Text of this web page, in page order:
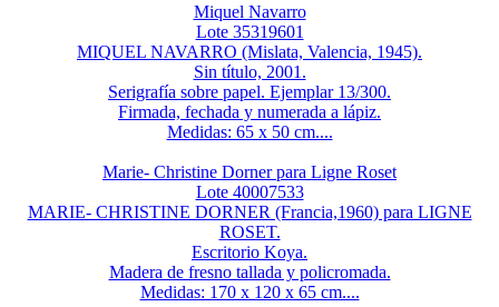
Miquel Navarro
Lote 35319601
MIQUEL NAVARRO (Mislata, Valencia, 1945).
Sin título, 2001.
Serigrafía sobre papel. Ejemplar 13/300.
Firmada, fechada y numerada a lápiz.
Medidas: 65 x 50 cm....
Marie- Christine Dorner para Ligne Roset
Lote 40007533
MARIE- CHRISTINE DORNER (Francia,1960) para LIGNE
ROSET.
Escritorio Koya.
Madera de fresno tallada y policromada.
Medidas: 170 x 120 x 65 cm....